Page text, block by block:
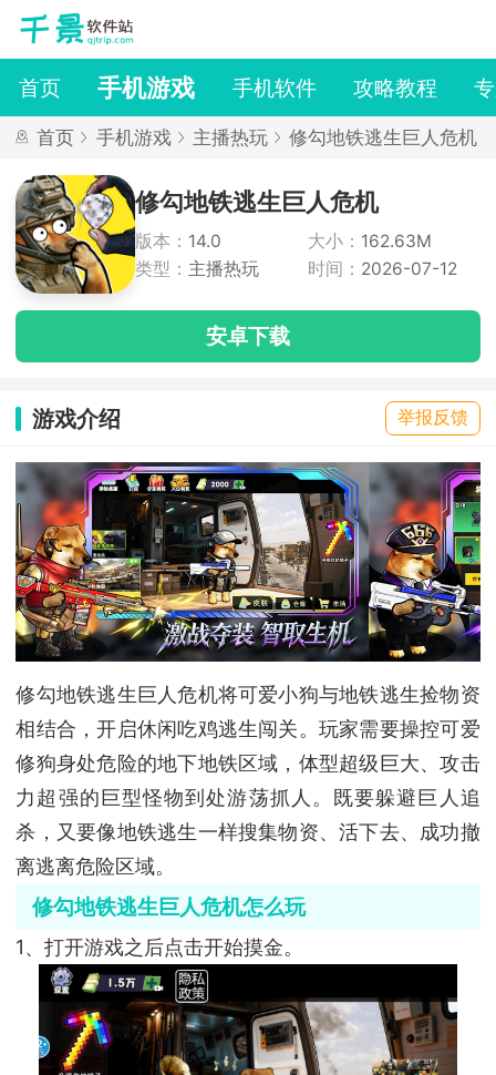
首页 手机游戏 手机软件 攻略教程
首页 手机游戏 主播热玩 修勾地铁逃生巨人危机
修勾地铁逃生巨人危机
版本： 14.0 大小： 162.63M
类型： 主播热玩 时间： 2026-07-12
安卓下载
游戏介绍 举报反馈
修勾地铁逃生巨人危机将可爱小狗与地铁逃生捡物资
相结合，开启休闲吃鸡逃生闯关。玩家需要操控可爱
修狗身处危险的地下地铁区域，体型超级巨大、攻击
力超强的巨型怪物到处游荡抓人。既要躲避巨人追
杀，又要像地铁逃生一样搜集物资、活下去、成功撤
离逃离危险区域。
修勾地铁逃生巨人危机怎么玩
1、打开游戏之后点击开始摸金。